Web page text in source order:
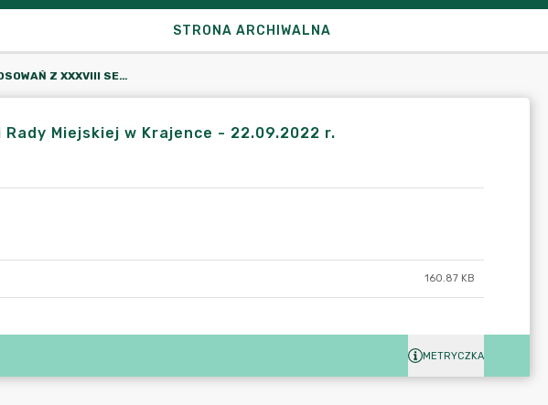
STRONA ARCHIWALNA
IMIENNY WYKAZ GŁOSOWAŃ Z XXXVIII SESJI RADY MIEJSKIEJ W KRAJENCE - 22.09.2022 R.
Miejskiej w Krajence - 22.09.2022 r.
160.87 KB
METRYCZKA